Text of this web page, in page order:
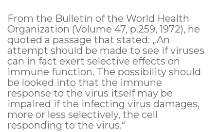
From the Bulletin of the World Health
Organization (Volume 47, p.259, 1972), he
quoted a passage that stated: „An
attempt should be made to see if viruses
can in fact exert selective effects on
immune function. The possibility should
be looked into that the immune
response to the virus itself may be
impaired if the infecting virus damages,
more or less selectively, the cell
responding to the virus.“